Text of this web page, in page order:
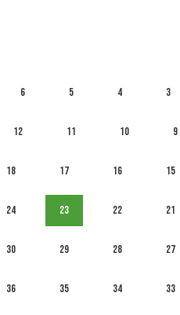
3
4
5
6
9
10
11
12
15
16
17
18
21
22
23
24
27
28
29
30
33
34
35
36